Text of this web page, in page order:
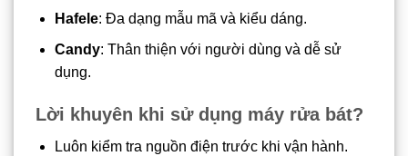
Hafele: Đa dạng mẫu mã và kiểu dáng.
Candy: Thân thiện với người dùng và dễ sử
dụng.
Lời khuyên khi sử dụng máy rửa bát?
Luôn kiểm tra nguồn điện trước khi vận hành.